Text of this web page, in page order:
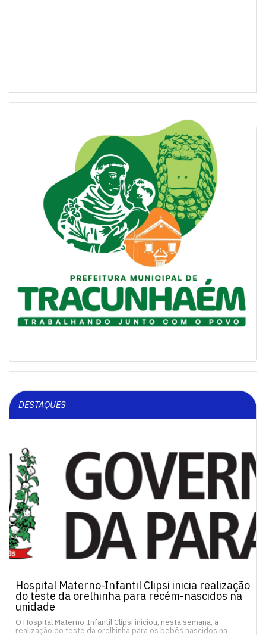
DESTAQUES
Hospital Materno-Infantil Clipsi inicia realização
do teste da orelhinha para recém-nascidos na
unidade
O Hospital Materno-Infantil Clipsi iniciou, nesta semana, a
realização do teste da orelhinha para os bebês nascidos na